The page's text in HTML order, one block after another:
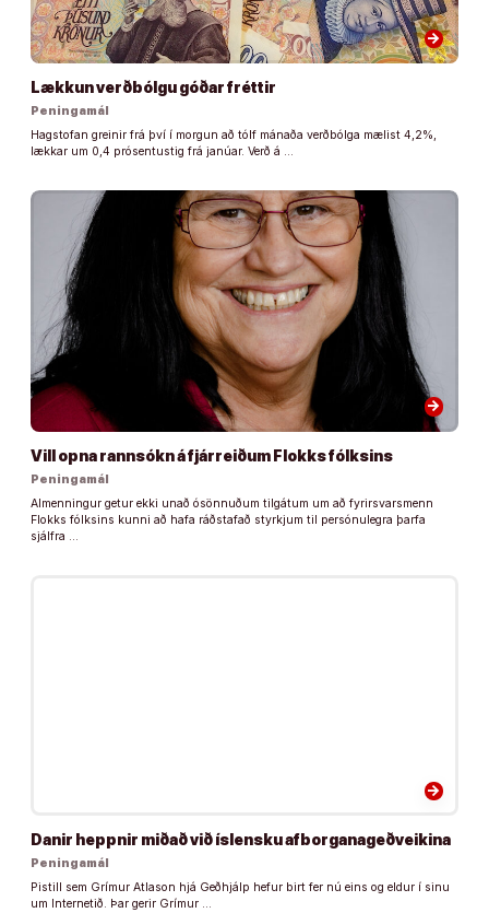
arrow_forward
Lækkun verðbólgu góðar fréttir
Peningamál
Hagstofan greinir frá því í morgun að tólf mánaða verðbólga mæl­ist 4,2%,
lækk­ar um 0,4 pró­sentu­stig frá janúar. Verð á …
arrow_forward
Vill opna rannsókn á fjárreiðum Flokks fólksins
Peningamál
Almenningur getur ekki unað ósönnuðum tilgátum um að fyrirsvarsmenn
Flokks fólksins kunni að hafa ráðstafað styrkjum til persónulegra þarfa
sjálfra …
arrow_forward
Danir heppnir miðað við íslensku afborganageðveikina
Peningamál
Pistill sem Grímur Atlason hjá Geðhjálp hefur birt fer nú eins og eldur í sinu
um Internetið. Þar gerir Grímur …